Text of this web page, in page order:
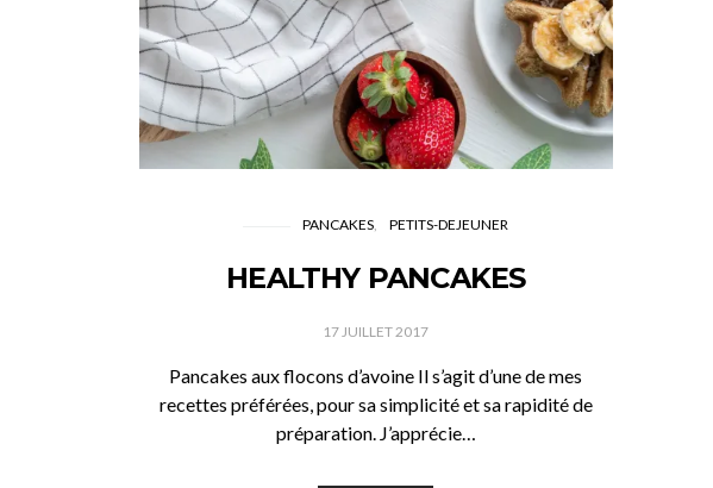
PANCAKES PETITS-DEJEUNER
HEALTHY PANCAKES
17 JUILLET 2017
Pancakes aux flocons d’avoine Il s’agit d’une de mes
recettes préférées, pour sa simplicité et sa rapidité de
préparation. J’apprécie…